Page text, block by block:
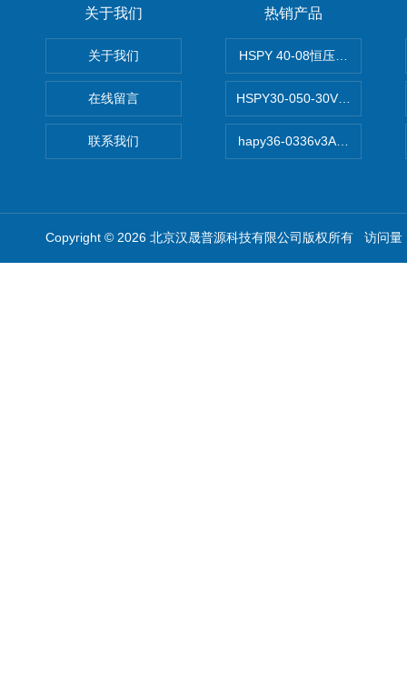
关于我们
关于我们
在线留言
联系我们
热销产品
HSPY 40-08恒压恒流恒功率
HSPY30-050-30V/-05A可调
hapy36-0336v3A高精度小型
Copyright © 2026 北京汉晟普源科技有限公司版权所有 访问量